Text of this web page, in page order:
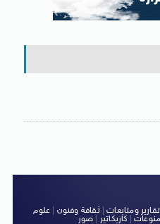
تقارير ومتابعات|ثقافة وفنون
علوم
منوعات كاريكاتير صور